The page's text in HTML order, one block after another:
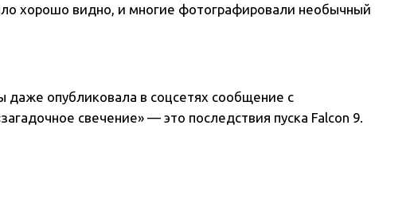
хорошо видно, и многие фотографировали необычный
даже опубликовала в соцсетях сообщение с
свечение» — это последствия пуска Falcon 9.